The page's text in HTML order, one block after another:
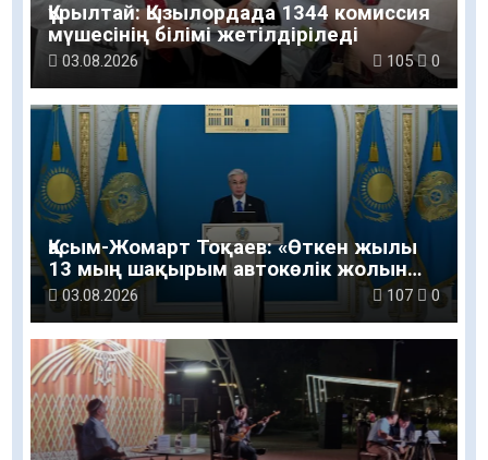
Құрылтай: Қызылордада 1344 комиссия
мүшесінің білімі жетілдіріледі
03.08.2026 105 0
Қасым-Жомарт Тоқаев: «Өткен жылы
13 мың шақырым автокөлік жолын
салу және жөндеу жұмысы
03.08.2026 107 0